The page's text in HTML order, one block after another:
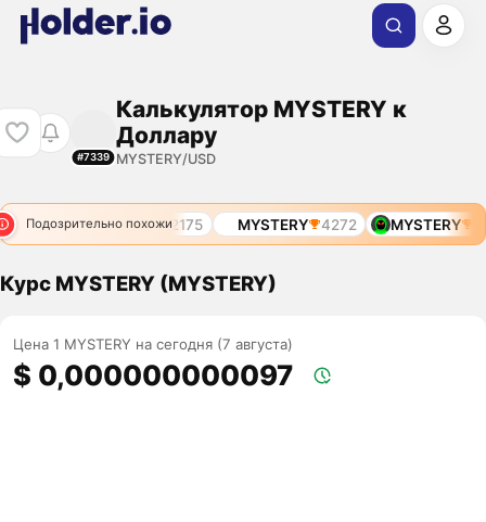
#7339
Калькулятор MYSTERY к
Доллару
MYSTERY/USD
Подозрительно похожи
11936 MYSTERY 2175 MYSTERY 4272 MYSTERY
Курс MYSTERY (MYSTERY)
Цена 1 MYSTERY на сегодня (7 августа)
$ 0,000000000097